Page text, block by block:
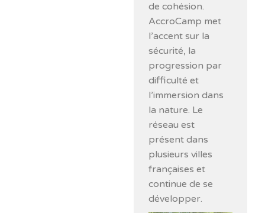
de cohésion.
AccroCamp met
l’accent sur la
sécurité, la
progression par
difficulté et
l’immersion dans
la nature. Le
réseau est
présent dans
plusieurs villes
françaises et
continue de se
développer.